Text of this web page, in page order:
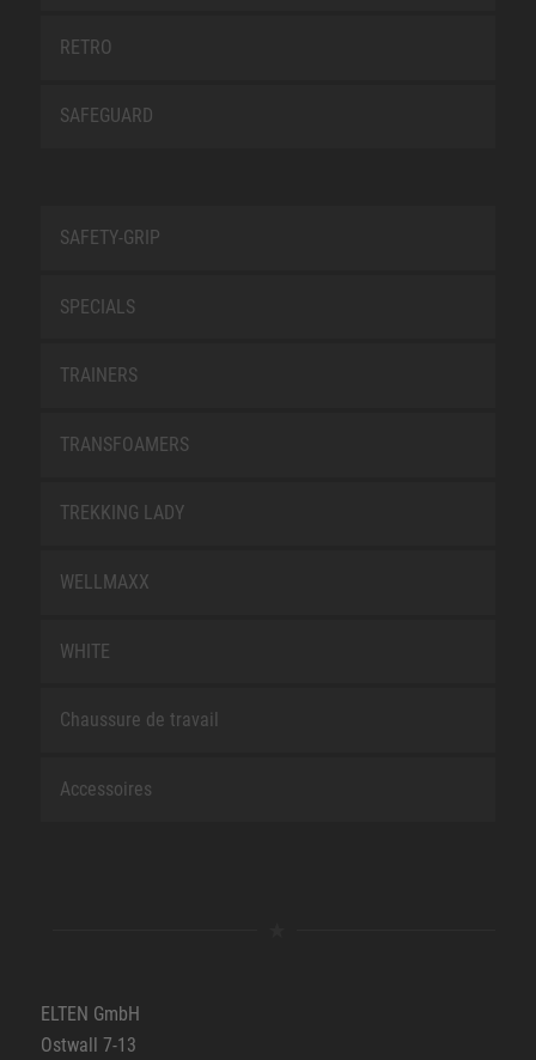
RETRO
SAFEGUARD
SAFETY-GRIP
SPECIALS
TRAINERS
TRANSFOAMERS
TREKKING LADY
WELLMAXX
WHITE
Chaussure de travail
Accessoires
ELTEN GmbH
Ostwall 7-13